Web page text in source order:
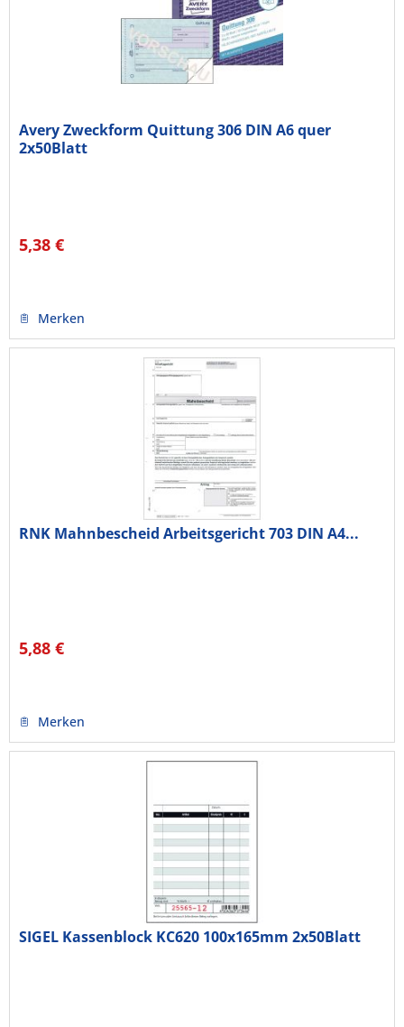
Avery Zweckform Quittung 306 DIN A6 quer
2x50Blatt
5,38 €
Merken
RNK Mahnbescheid Arbeitsgericht 703 DIN A4...
5,88 €
Merken
SIGEL Kassenblock KC620 100x165mm 2x50Blatt